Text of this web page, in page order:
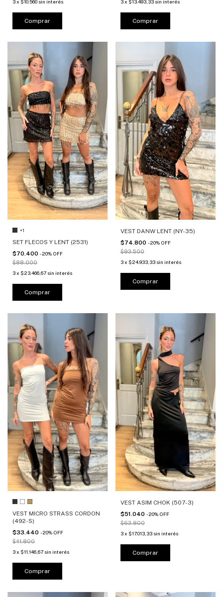
3x $10.560 sin interés
Comprar
3 x $13.493,33 sin interés
Comprar
+1
SET FLECOS Y LENT (2531)
$70.400 -20% OFF
$88.000
3x $23.466,67 sin interés
Comprar
VEST DANW LENT (NY-35)
$74.800 -20% OFF
$93.500
3 x $24.933,33 sin interés
Comprar
VEST MICRO STRASS CORDON
(492-S)
$33.440 -20% OFF
$41.800
3x $11.146,67 sin interés
Comprar
VEST ASIM CHOK (507-3)
$51.040 -20% OFF
$63.800
3 x $17.013,33 sin interés
Comprar